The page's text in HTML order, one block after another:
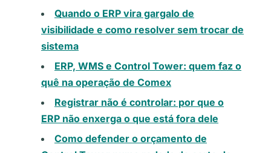
Quando o ERP vira gargalo de
visibilidade e como resolver sem trocar de
sistema
ERP, WMS e Control Tower: quem faz o
quê na operação de Comex
Registrar não é controlar: por que o
ERP não enxerga o que está fora dele
Como defender o orçamento de